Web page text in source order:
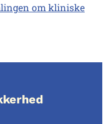
om kliniske